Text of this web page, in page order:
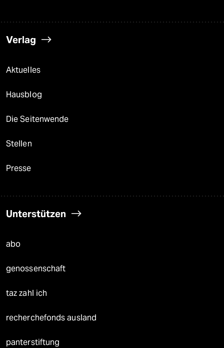
Verlag
Aktuelles
Hausblog
Die Seitenwende
Stellen
Presse
Unterstützen
abo
genossenschaft
taz zahl ich
recherchefonds ausland
panterstiftung